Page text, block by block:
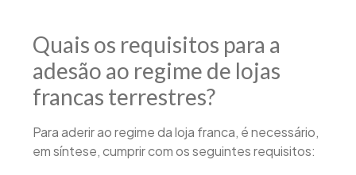
Quais os requisitos para a
adesão ao regime de lojas
francas terrestres?
Para aderir ao regime da loja franca, é necessário,
em síntese, cumprir com os seguintes requisitos: